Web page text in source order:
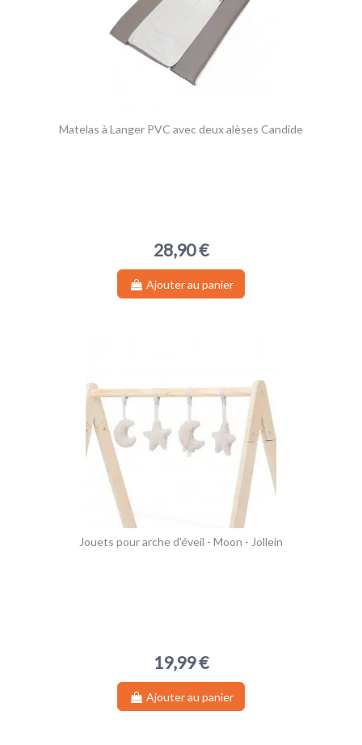
Matelas à Langer PVC avec deux alèses Candide
28,90 €
Ajouter au panier
Jouets pour arche d'éveil - Moon - Jollein
19,99 €
Ajouter au panier